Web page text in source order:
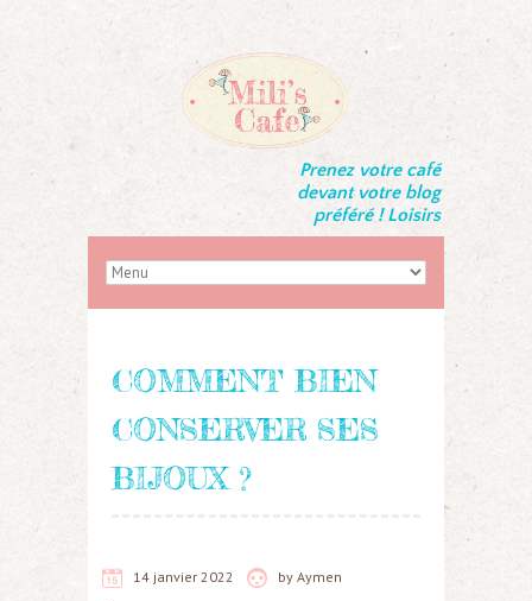
Prenez votre café
devant votre blog
préféré ! Loisirs
COMMENT BIEN
CONSERVER SES
BIJOUX ?
14 janvier 2022 by Aymen